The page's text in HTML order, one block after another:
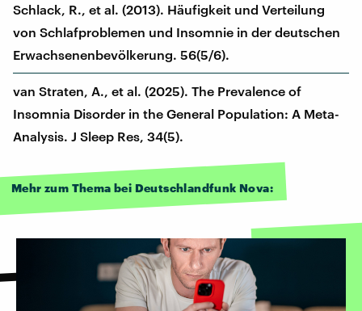
Schlack, R., et al. (2013). Häufigkeit und Verteilung
von Schlafproblemen und Insomnie in der deutschen
Erwachsenenbevölkerung. 56(5/6).
van Straten, A., et al. (2025). The Prevalence of
Insomnia Disorder in the General Population: A Meta-
Analysis. J Sleep Res, 34(5).
Mehr zum Thema bei Deutschlandfunk Nova: